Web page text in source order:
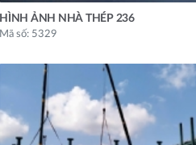
HÌNH ẢNH NHÀ THÉP 236
Mã số: 5329